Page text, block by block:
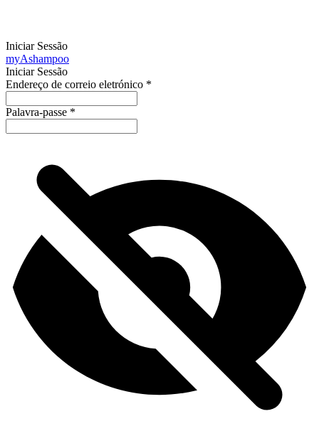
Iniciar Sessão
myAshampoo
Iniciar Sessão
Endereço de correio eletrónico *
Palavra-passe *